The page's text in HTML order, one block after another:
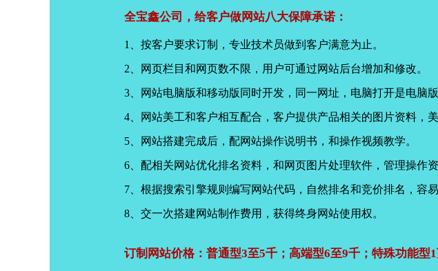
全宝鑫公司，给客户做网站八大保障承诺：
1、按客户要求订制，专业技术员做到客户满意为止。
2、网页栏目和网页数不限，用户可通过网站后台增加和修改。
3、网站电脑版和移动版同时开发，同一网址，电脑打开是电脑
4、网站美工和客户相互配合，客户提供产品相关的图片资料，
5、网站搭建完成后，配网站操作说明书，和操作视频教学。
6、配相关网站优化排名资料，和网页图片处理软件，管理操作资
7、根据搜索引擎规则编写网站代码，自然排名和竞价排名，容
8、交一次搭建网站制作费用，获得终身网站使用权。
订制网站价格：普通型3至5千；高端型6至9千；特殊功能型